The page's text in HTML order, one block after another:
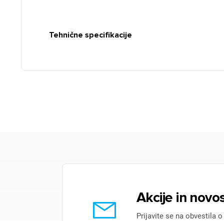
Tehnične specifikacije
Akcije in
Prijavite se na obvestila